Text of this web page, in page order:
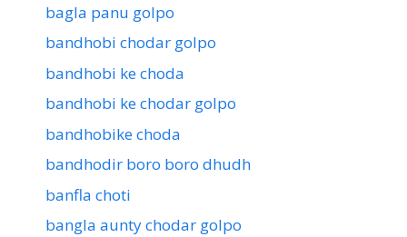
bagla panu golpo
bandhobi chodar golpo
bandhobi ke choda
bandhobi ke chodar golpo
bandhobike choda
bandhodir boro boro dhudh
banfla choti
bangla aunty chodar golpo